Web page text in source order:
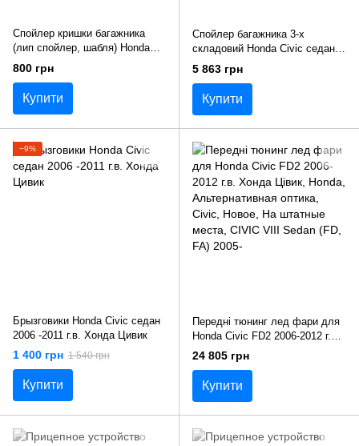
Спойлер кришки багажника
(лип спойлер, шабля) Honda
Civic 2006-2011 р.в. седан
800 грн
Купити
Спойлер багажника 3-х
складовий Honda Civic седан
2006-2011 р.в. стиль Mugen
5 863 грн
Купити
−9%
Брызговики Honda Civic седан
2006 -2011 г.в. Хонда Цивик
1 400 грн 1 540 грн
Купити
Передні тюнинг лед фари для
Honda Civic FD2 2006-2012 г.в.
Хонда Цівик
24 805 грн
Купити